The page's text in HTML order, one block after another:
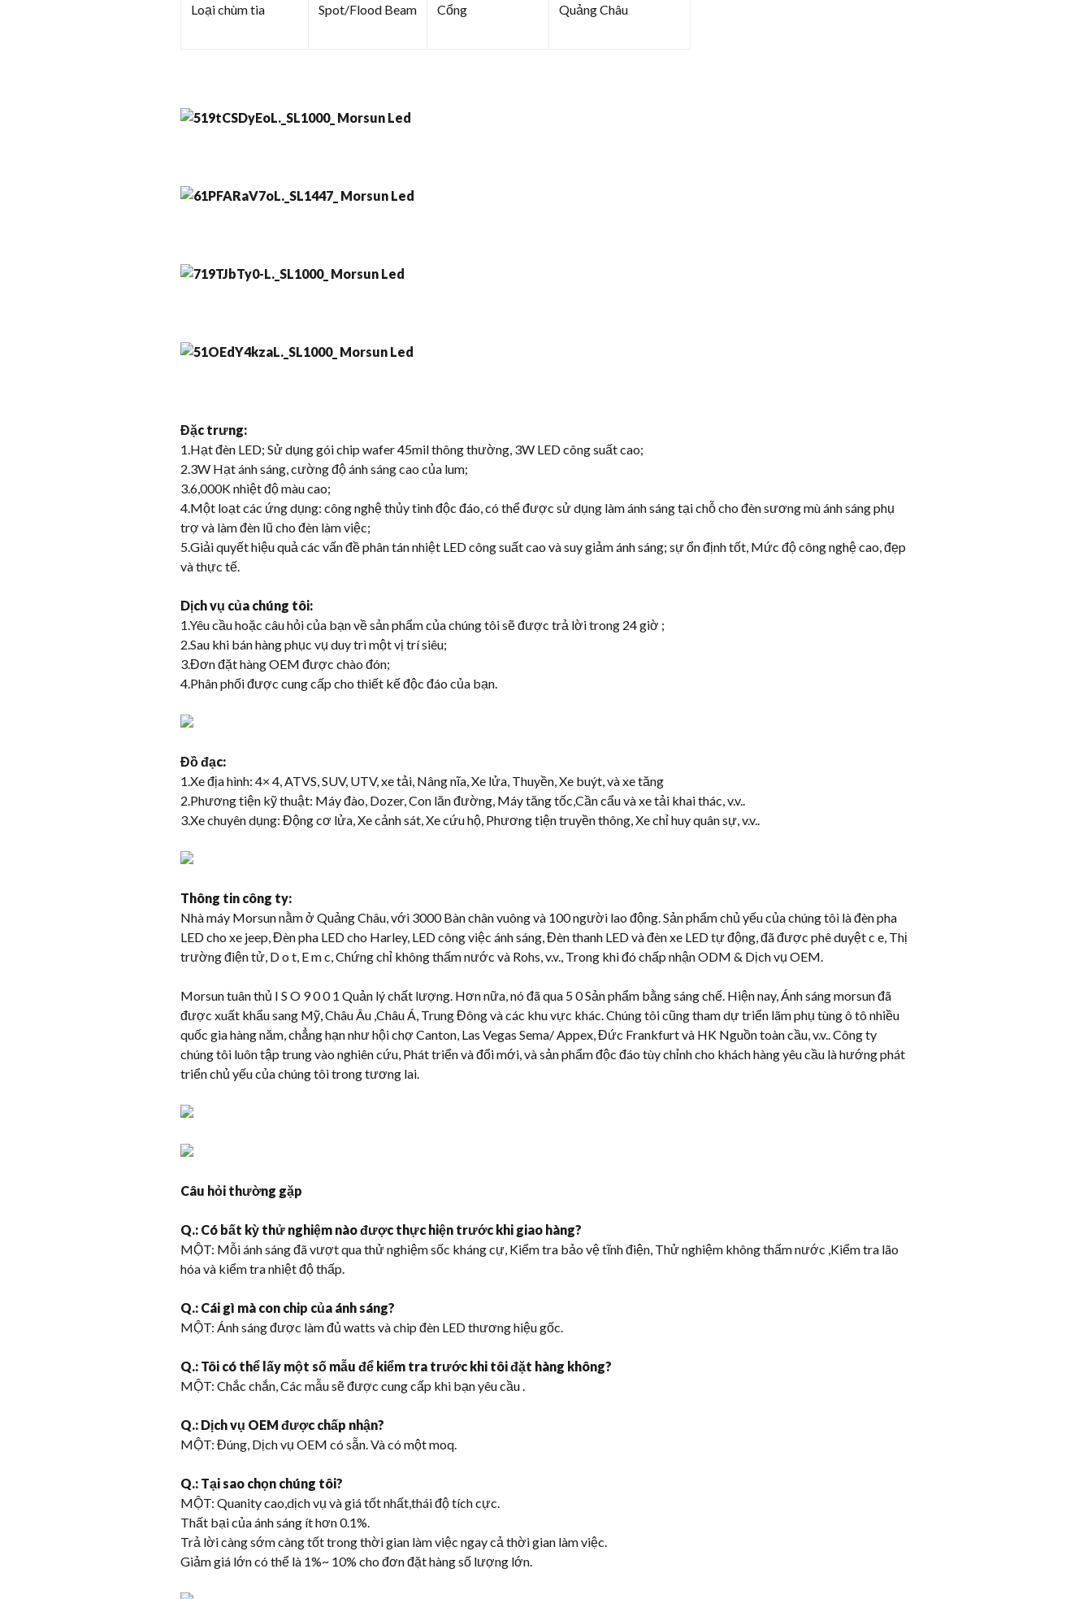
Loại chùm tia Spot/Flood Beam Cổng Quảng Châu
Đặc trưng:
1.Hạt đèn LED; Sử dụng gói chip wafer 45mil thông thường, 3W LED công suất cao;
2.3W Hạt ánh sáng, cường độ ánh sáng cao của lum;
3.6,000K nhiệt độ màu cao;
4.Một loạt các ứng dụng: công nghệ thủy tinh độc đáo, có thể được sử dụng làm ánh sáng tại chỗ cho đèn sương mù ánh sáng phụ
trợ và làm đèn lũ cho đèn làm việc;
5.Giải quyết hiệu quả các vấn đề phân tán nhiệt LED công suất cao và suy giảm ánh sáng; sự ổn định tốt, Mức độ công nghệ cao, đẹp
và thực tế.
Dịch vụ của chúng tôi:
1.Yêu cầu hoặc câu hỏi của bạn về sản phẩm của chúng tôi sẽ được trả lời trong 24 giờ ;
2.Sau khi bán hàng phục vụ duy trì một vị trí siêu;
3.Đơn đặt hàng OEM được chào đón;
4.Phân phối được cung cấp cho thiết kế độc đáo của bạn.
Đồ đạc:
1.Xe địa hình: 4× 4, ATVS, SUV, UTV, xe tải, Nâng nĩa, Xe lửa, Thuyền, Xe buýt, và xe tăng
2.Phương tiện kỹ thuật: Máy đào, Dozer, Con lăn đường, Máy tăng tốc,Cần cẩu và xe tải khai thác, v.v..
3.Xe chuyên dụng: Động cơ lửa, Xe cảnh sát, Xe cứu hộ, Phương tiện truyền thông, Xe chỉ huy quân sự, v.v..
Thông tin công ty:
Nhà máy Morsun nằm ở Quảng Châu, với 3000 Bàn chân vuông và 100 người lao động. Sản phẩm chủ yếu của chúng tôi là đèn pha
LED cho xe jeep, Đèn pha LED cho Harley, LED công việc ánh sáng, Đèn thanh LED và đèn xe LED tự động, đã được phê duyệt c e, Thị
trường điện tử, D o t, E m c, Chứng chỉ không thấm nước và Rohs, v.v., Trong khi đó chấp nhận ODM & Dịch vụ OEM.
Morsun tuân thủ I S O 9 0 0 1 Quản lý chất lượng. Hơn nữa, nó đã qua 5 0 Sản phẩm bằng sáng chế. Hiện nay, Ánh sáng morsun đã
được xuất khẩu sang Mỹ, Châu Âu ,Châu Á, Trung Đông và các khu vực khác. Chúng tôi cũng tham dự triển lãm phụ tùng ô tô nhiều
quốc gia hàng năm, chẳng hạn như hội chợ Canton, Las Vegas Sema/ Appex, Đức Frankfurt và HK Nguồn toàn cầu, v.v.. Công ty
chúng tôi luôn tập trung vào nghiên cứu, Phát triển và đổi mới, và sản phẩm độc đáo tùy chỉnh cho khách hàng yêu cầu là hướng phát
triển chủ yếu của chúng tôi trong tương lai.
Câu hỏi thường gặp
Q.: Có bất kỳ thử nghiệm nào được thực hiện trước khi giao hàng?
MỘT: Mỗi ánh sáng đã vượt qua thử nghiệm sốc kháng cự, Kiểm tra bảo vệ tĩnh điện, Thử nghiệm không thấm nước ,Kiểm tra lão
hóa và kiểm tra nhiệt độ thấp.
Q.: Cái gì mà con chip của ánh sáng?
MỘT: Ánh sáng được làm đủ watts và chip đèn LED thương hiệu gốc.
Q.: Tôi có thể lấy một số mẫu để kiểm tra trước khi tôi đặt hàng không?
MỘT: Chắc chắn, Các mẫu sẽ được cung cấp khi bạn yêu cầu .
Q.: Dịch vụ OEM được chấp nhận?
MỘT: Đúng, Dịch vụ OEM có sẵn. Và có một moq.
Q.: Tại sao chọn chúng tôi?
MỘT: Quanity cao,dịch vụ và giá tốt nhất,thái độ tích cực.
Thất bại của ánh sáng ít hơn 0.1%.
Trả lời càng sớm càng tốt trong thời gian làm việc ngay cả thời gian làm việc.
Giảm giá lớn có thể là 1%~ 10% cho đơn đặt hàng số lượng lớn.